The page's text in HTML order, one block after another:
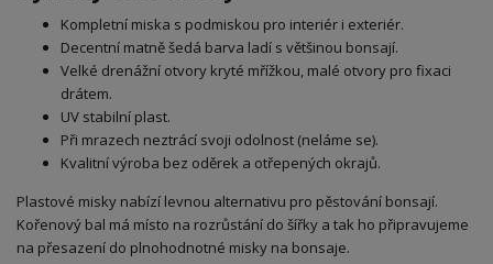
Kompletní miska s podmiskou pro interiér i exteriér.
Decentní matně šedá barva ladí s většinou bonsají.
Velké drenážní otvory kryté mřížkou, malé otvory pro fixaci
drátem.
UV stabilní plast.
Při mrazech neztrácí svoji odolnost (neláme se).
Kvalitní výroba bez oděrek a otřepených okrajů.
Plastové misky nabízí levnou alternativu pro pěstování bonsají.
Kořenový bal má místo na rozrůstání do šířky a tak ho připravujeme
na přesazení do plnohodnotné misky na bonsaje.